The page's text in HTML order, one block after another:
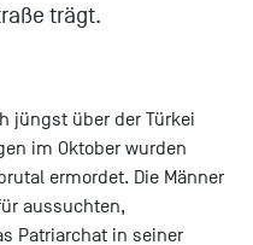
trägt.
jüngst über der Türkei
im Oktober wurden
ermordet. Die Männer
aussuchten,
Patriarchat in seiner